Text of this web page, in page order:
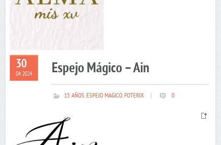
30
04 2024 Espejo Mágico – Ain
15 AÑOS,ESPEJO MAGICO,FOTERIX 0